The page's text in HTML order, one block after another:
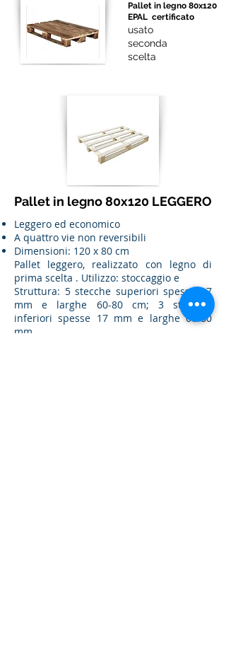
Pallet in legno 80x120
EPAL certificato
usato
seconda
scelta
Pallet in legno 80x120 LEGGERO
Leggero ed economico
A quattro vie non reversibili
Dimensioni: 120 x 80 cm
Pallet leggero, realizzato con legno di
prima scelta . Utilizzo: stoccaggio e
Struttura: 5 stecche superiori spesse 17
mm e larghe 60-80 cm; 3 stecche
inferiori spesse 17 mm e larghe 60-80
mm.